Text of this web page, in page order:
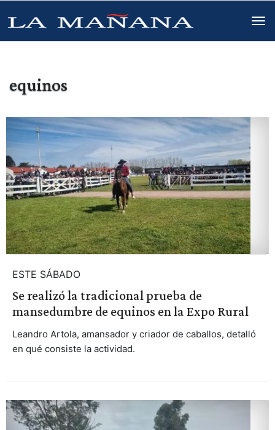
equinos
ESTE SÁBADO
Se realizó la tradicional prueba de
mansedumbre de equinos en la Expo Rural
Leandro Artola, amansador y criador de caballos, detalló
en qué consiste la actividad.